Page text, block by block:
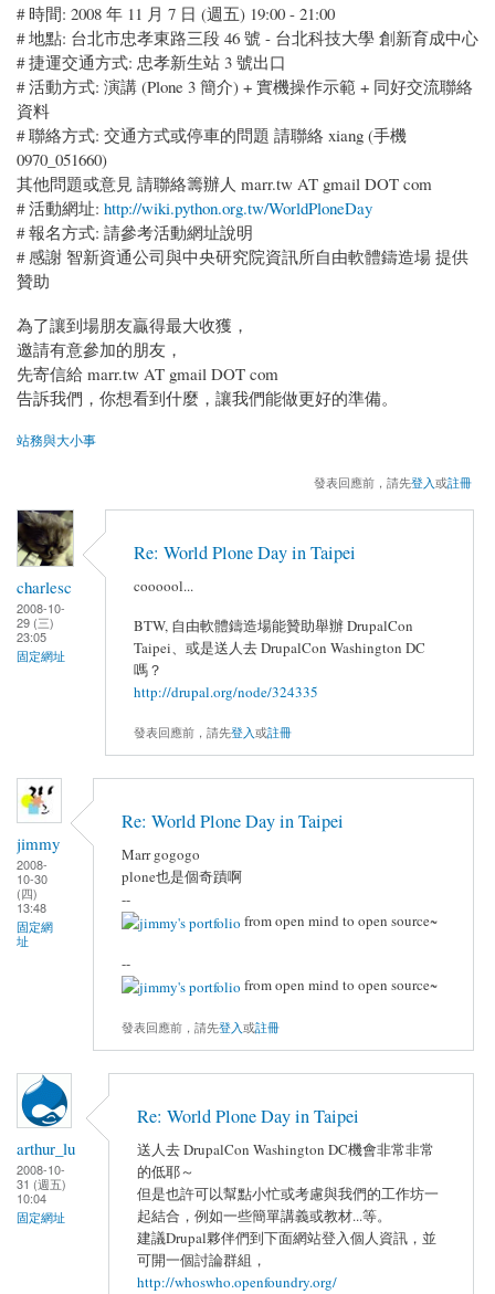
# 時間: 2008 年 11 月 7 日 (週五) 19:00 - 21:00
# 地點: 台北市忠孝東路三段 46 號 - 台北科技大學 創新育成中心
# 捷運交通方式: 忠孝新生站 3 號出口
# 活動方式: 演講 (Plone 3 簡介) + 實機操作示範 + 同好交流聯絡
資料
# 聯絡方式: 交通方式或停車的問題 請聯絡 xiang (手機
0970_051660)
其他問題或意見 請聯絡籌辦人 marr.tw AT gmail DOT com
# 活動網址: http://wiki.python.org.tw/WorldPloneDay
# 報名方式: 請參考活動網址說明
# 感謝 智新資通公司與中央研究院資訊所自由軟體鑄造場 提供
贊助
為了讓到場朋友贏得最大收獲，
邀請有意參加的朋友，
先寄信給 marr.tw AT gmail DOT com
告訴我們，你想看到什麼，讓我們能做更好的準備。
站務與大小事
發表回應前，請先登入或註冊
charlesc
2008-10-
29 (三)
23:05
固定網址
Re: World Plone Day in Taipei
coooool...
BTW, 自由軟體鑄造場能贊助舉辦 DrupalCon
Taipei、或是送人去 DrupalCon Washington DC
嗎？
http://drupal.org/node/324335
發表回應前，請先登入或註冊
jimmy
2008-
10-30
(四)
13:48
固定網
址
Re: World Plone Day in Taipei
Marr gogogo
plone也是個奇蹟啊
--
from open mind to open source~
--
from open mind to open source~
發表回應前，請先登入或註冊
arthur_lu
2008-10-
31 (週五)
10:04
固定網址
Re: World Plone Day in Taipei
送人去 DrupalCon Washington DC機會非常非常
的低耶～
但是也許可以幫點小忙或考慮與我們的工作坊一
起結合，例如一些簡單講義或教材...等。
建議Drupal夥伴們到下面網站登入個人資訊，並
可開一個討論群組，
http://whoswho.openfoundry.org/